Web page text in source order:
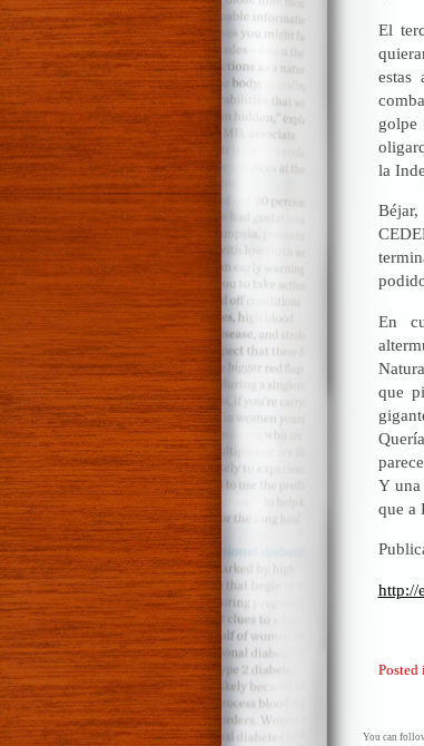
El
estas
la
En
que
Y
que a
http://
Posted
You can